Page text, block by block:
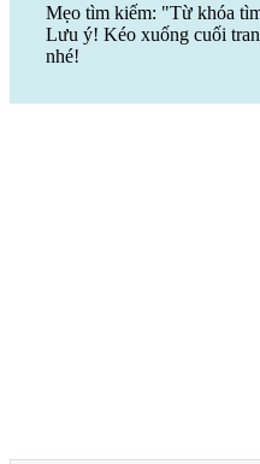
Mẹo tìm kiếm: "Từ khóa
Lưu ý! Kéo xuống cuối
nhé!